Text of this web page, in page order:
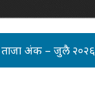
ताजा अंक – जुलै २०२६